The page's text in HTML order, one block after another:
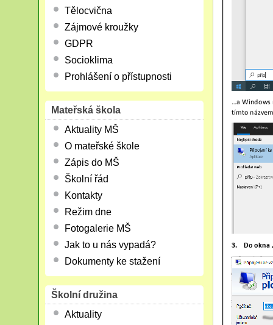
Tělocvična
Zájmové kroužky
GDPR
Socioklima
Prohlášení o přístupnosti
Mateřská škola
Aktuality MŠ
O mateřské škole
Zápis do MŠ
Školní řád
Kontakty
Režim dne
Fotogalerie MŠ
Jak to u nás vypadá?
Dokumenty ke stažení
Školní družina
Aktuality